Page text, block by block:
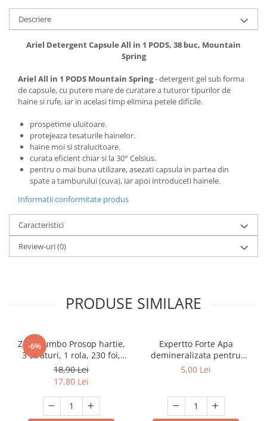
Descriere
Ariel Detergent Capsule All in 1 PODS, 38 buc, Mountain
Spring
Ariel All in 1 PODS Mountain Spring- detergent gel sub forma
de capsule, cu putere mare de curatare a tuturor tipurilor de
haine si rufe, iar in acelasi timp elimina petele dificile.
prospetime uluitoare.
protejeaza tesaturile hainelor.
haine moi si stralucitoare.
curata eficient chiar si la 30° Celsius.
pentru o mai buna utilizare, asezati capsula in partea din
spate a tamburului (cuva), iar apoi introduceti hainele.
Informatii conformitate produs
Caracteristici
Review-uri(0)
PRODUSE SIMILARE
-6%
Zewa Jumbo Prosop hartie,
3 straturi, 1 rola, 230 foi,
Premium Expert
18,90 Lei
17,80 Lei
Expertto Forte Apa
demineralizata pentru
fierul de calcat, 1 L, Floral
5,00 Lei